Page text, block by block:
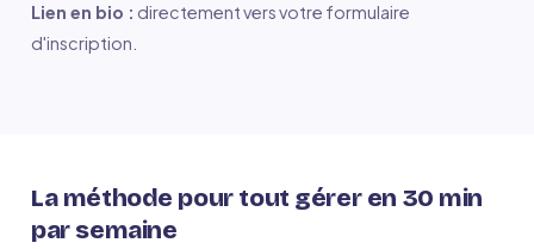
Lien en bio : directement vers votre formulaire
d'inscription.
La méthode pour tout gérer en 30 min
par semaine